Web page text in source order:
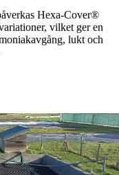
Hexa-Cover®
vilket ger en
lukt och